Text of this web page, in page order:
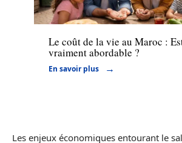
Actu
Le coût de la vie au Maroc :
vraiment abordable ?
En savoir plus
Les enjeux économiques entourant le